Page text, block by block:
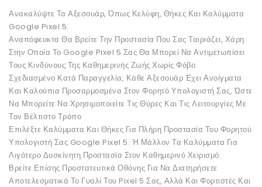
Ανακαλύψτε Τα Αξεσουάρ, Όπως Κελύφη, Θήκες Και Καλύμματα
Google Pixel 5.
Αναπόφευκτα Θα Βρείτε Την Προστασία Που Σας Ταιριάζει, Χάρη
Στην Οποία Το Google Pixel 5 Σας Θα Μπορεί Να Αντιμετωπίσει
Τους Κινδύνους Της Καθημερινής Ζωής Χωρίς Φόβο.
Σχεδιασμένο Κατά Παραγγελία, Κάθε Αξεσουάρ Έχει Ανοίγματα
Και Καλούπια Προσαρμοσμένα Στον Φορητό Υπολογιστή Σας, Ώστε
Να Μπορείτε Να Χρησιμοποιείτε Τις Θύρες Και Τις Λειτουργίες Με
Τον Βέλτιστο Τρόπο
Επιλέξτε Καλύμματα Και Θήκες Για Πλήρη Προστασία Του Φορητού
Υπολογιστή Σας Google Pixel 5. Ή Μάλλον Τα Καλύμματα Για
Λιγότερο Δυσκίνητη Προστασία Στον Καθημερινό Χειρισμό.
Βρείτε Επίσης Προστατευτικά Οθόνης Για Να Διατηρήσετε
Αποτελεσματικά Το Γυαλί Του Pixel 5 Σας, Αλλά Και Φορτιστές Και